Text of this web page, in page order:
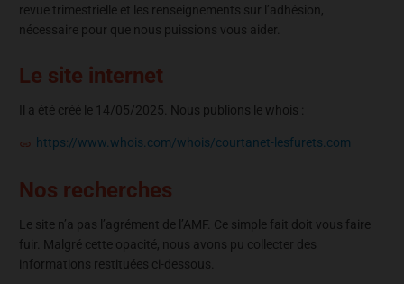
revue trimestrielle et les renseignements sur l’adhésion,
nécessaire pour que nous puissions vous aider.
Le site internet
Il a été créé le 14/05/2025. Nous publions le whois :
https://www.whois.com/whois/courtanet-lesfurets.com
Nos recherches
Le site n’a pas l’agrément de l’AMF. Ce simple fait doit vous faire
fuir. Malgré cette opacité, nous avons pu collecter des
informations restituées ci-dessous.